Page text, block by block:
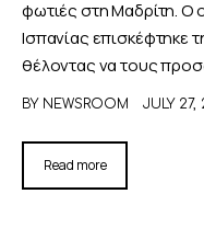
φωτιές στη Μαδρίτη. Ο
Ισπανίας επισκέφτηκε
θέλοντας να τους
BY NEWSROOM JULY 27,
Read more